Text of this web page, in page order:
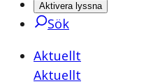
Aktivera lyssna
Sök
Aktuellt
Aktuellt